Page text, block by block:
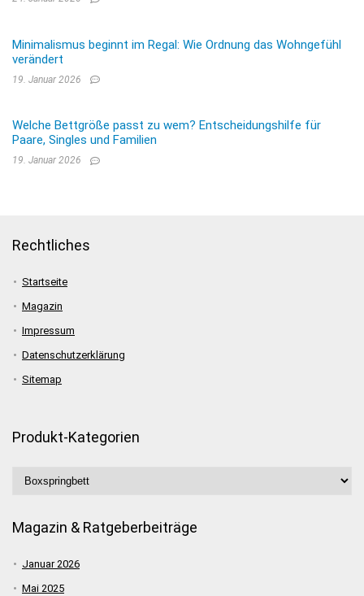
Minimalismus beginnt im Regal: Wie Ordnung das Wohngefühl
verändert
19. Januar 2026
Welche Bettgröße passt zu wem? Entscheidungshilfe für
Paare, Singles und Familien
19. Januar 2026
Rechtliches
Startseite
Magazin
Impressum
Datenschutzerklärung
Sitemap
Produkt-Kategorien
Magazin & Ratgeberbeiträge
Januar 2026
Mai 2025